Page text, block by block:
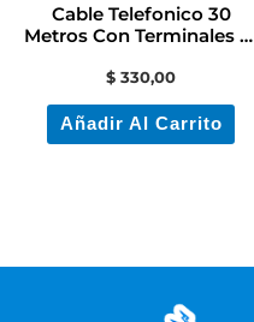
Cable Telefonico 30
Metros Con Terminales Rj
$ 330,00
Añadir Al Carrito